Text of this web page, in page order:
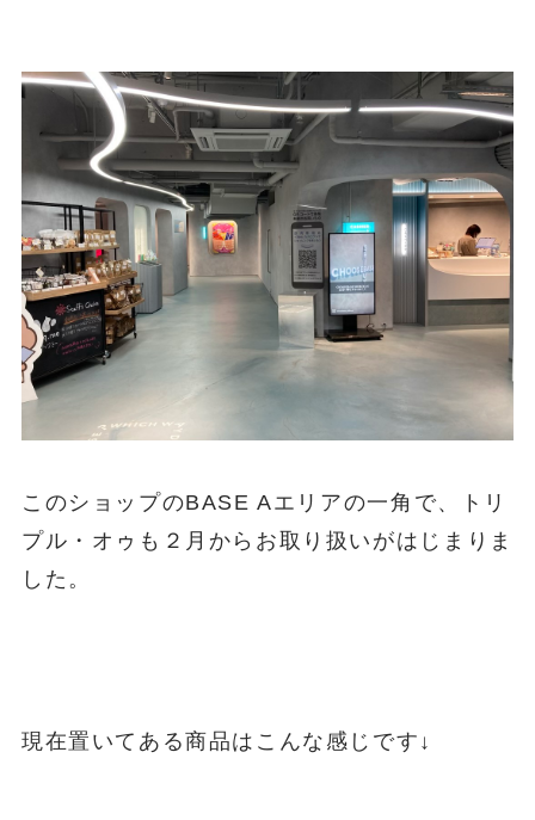
このショップのBASE Aエリアの一角で、トリ
プル・オゥも２月からお取り扱いがはじまりま
した。
現在置いてある商品はこんな感じです↓